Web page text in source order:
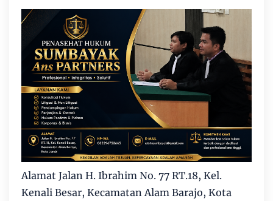
Alamat Jalan H. Ibrahim No. 77 RT.18, Kel.
Kenali Besar, Kecamatan Alam Barajo, Kota